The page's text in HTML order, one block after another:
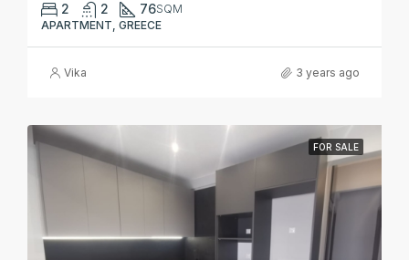
2 2 76SQM
APARTMENT, GREECE
Vika 3 years ago
FOR SALE